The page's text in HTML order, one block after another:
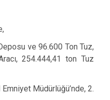
ve 96.600 Ton Tuz,
254.444,41 ton Tuz
Müdürlüğü’nde, 2.